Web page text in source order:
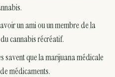
un ami ou un membre de la
cannabis récréatif.
savent que la marijuana médicale
médicaments.